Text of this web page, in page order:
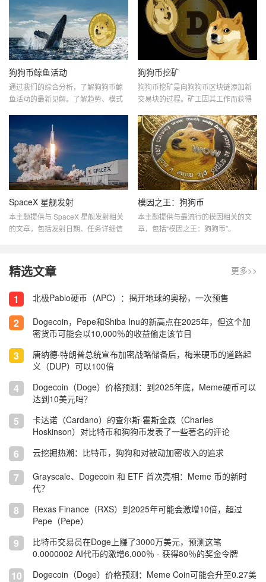
狗狗币鲸鱼活动
通过我们的综合分析，了解狗狗币鲸
鱼活动的最新见解。了解趋势、模式
随时了解我们的专家分析，并在您的
加密货币之旅中保持领先。
狗狗币挖矿
狗狗币挖矿是向狗狗币区块链添加新
交易块的过程。矿工因其工作而获得
币挖矿相关的文章，包括如何挖矿狗
狗币、最好的挖矿硬件和软件以及狗
狗币挖矿的盈利能力。
SpaceX 星舰发射
本主题提供与 SpaceX 星舰发射相关
的文章，包括发射日期、任务详细信
飞船发射情况。
模因之王：狗狗币
本主题提供与最流行的模因相关的文
章，包括“模因之王：狗狗币”。
精选文章 更多>>
1 北极Pablo硬币（APC）：揭开地球的奥秘，一次预售
2
Dogecoin，Pepe和Shiba Inu的新高点在2025年，但这个加
密货币可能会以10,000％的收益偷走该节目
3
唐纳德·特朗普总统宣布加密战略储备后，梅米硬币的道路起
义（DUP）可以100倍
4
Dogecoin（Doge）价格预测：到2025年底，Meme硬币可以
达到10美元吗？
5
卡达诺（Cardano）的查尔斯·霍斯金森（Charles
Hoskinson）对比特币和狗狗币发表了一些著名的评论
6 云挖掘热潮：比特币，狗狗和对被动加密收入的追求
7
Grayscale、Dogecoin 和 ETF 首次亮相：Meme 币的新时
代？
8
Rexas Finance（RXS）到2025年可能会激增10倍，超过
Pepe（Pepe）
9
比特币交易员在Doge上赚了3000万美元，预测这笔
0.0000002 AI代币的激增6,000％ - 获得80％的奖金令牌
10
Dogecoin（Doge）价格预测：Meme Coin可能会升至0.27美